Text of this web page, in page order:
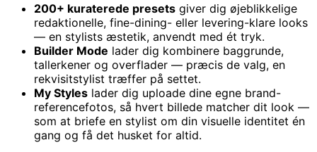
200+ kuraterede presets giver dig øjeblikkelige
redaktionelle, fine-dining- eller levering-klare looks
— en stylists æstetik, anvendt med ét tryk.
Builder Mode lader dig kombinere baggrunde,
tallerkener og overflader — præcis de valg, en
rekvisitstylist træffer på settet.
My Styles lader dig uploade dine egne brand-
referencefotos, så hvert billede matcher dit look —
som at briefe en stylist om din visuelle identitet én
gang og få det husket for altid.